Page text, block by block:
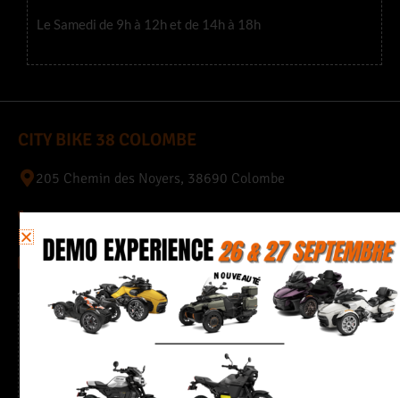
Le Samedi de 9h à 12h et de 14h à 18h
CITY BIKE 38 COLOMBE
205 Chemin des Noyers, 38690 Colombe
quentin.38@citybike-evasion.com
Horaires
Du mardi au vendredi de 9h à 12h et de 13h30 à 18h30